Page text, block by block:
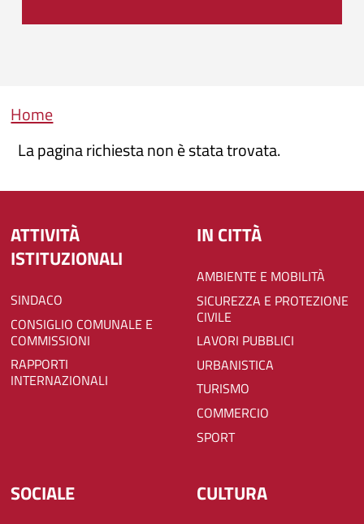
Briciole di pane
Home
La pagina richiesta non è stata trovata.
ATTIVITÀ
ISTITUZIONALI
SINDACO
CONSIGLIO COMUNALE E
COMMISSIONI
RAPPORTI
INTERNAZIONALI
IN CITTÀ
AMBIENTE E MOBILITÀ
SICUREZZA E PROTEZIONE
CIVILE
LAVORI PUBBLICI
URBANISTICA
TURISMO
COMMERCIO
SPORT
SOCIALE CULTURA